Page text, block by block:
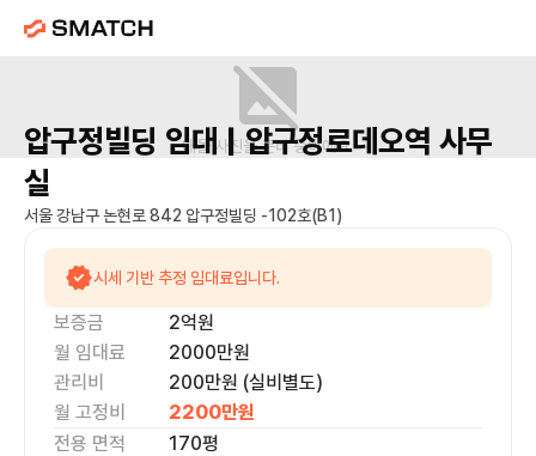
매물 사진을 준비 중이에요.
압구정빌딩 임대 | 압구정로데오역 사무
실
서울 강남구 논현로 842 압구정빌딩 -102호(B1)
시세 기반 추정 임대료입니다.
보증금 2억원
월 임대료
2000만원
관리비
200만원 (실비별도)
월 고정비
2200만원
전용 면적
170평